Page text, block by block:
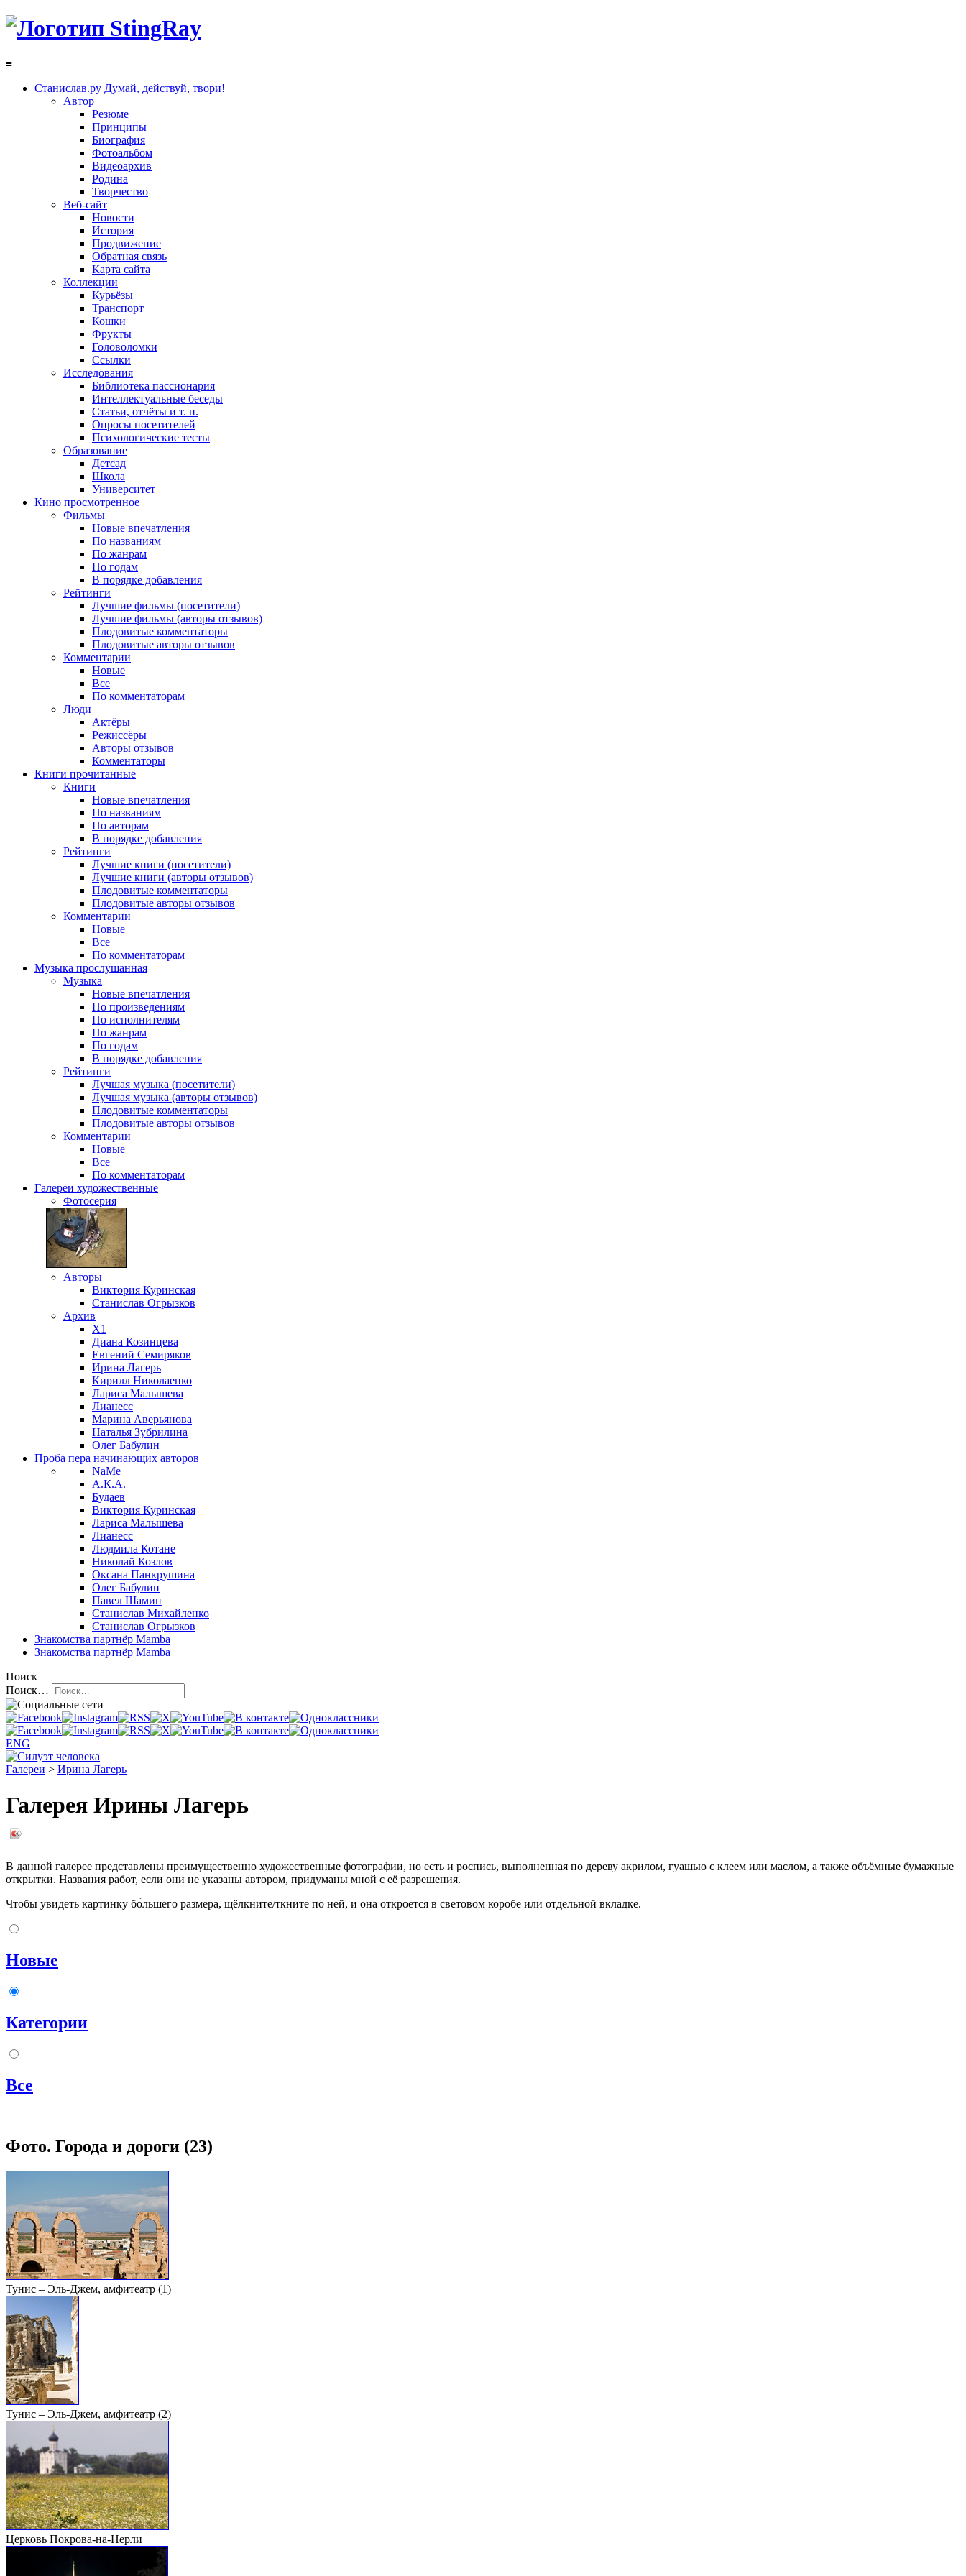
≡
Станислав.ру Думай, действуй, твори!
Автор
Резюме
Принципы
Биография
Фотоальбом
Видеоархив
Родина
Творчество
Веб-сайт
Новости
История
Продвижение
Обратная связь
Карта сайта
Коллекции
Курьёзы
Транспорт
Кошки
Фрукты
Головоломки
Ссылки
Исследования
Библиотека пассионария
Интеллектуальные беседы
Статьи, отчёты и т. п.
Опросы посетителей
Психологические тесты
Образование
Детсад
Школа
Университет
Кино просмотренное
Фильмы
Новые впечатления
По названиям
По жанрам
По годам
В порядке добавления
Рейтинги
Лучшие фильмы (посетители)
Лучшие фильмы (авторы отзывов)
Плодовитые комментаторы
Плодовитые авторы отзывов
Комментарии
Новые
Все
По комментаторам
Люди
Актёры
Режиссёры
Авторы отзывов
Комментаторы
Книги прочитанные
Книги
Новые впечатления
По названиям
По авторам
В порядке добавления
Рейтинги
Лучшие книги (посетители)
Лучшие книги (авторы отзывов)
Плодовитые комментаторы
Плодовитые авторы отзывов
Комментарии
Новые
Все
По комментаторам
Музыка прослушанная
Музыка
Новые впечатления
По произведениям
По исполнителям
По жанрам
По годам
В порядке добавления
Рейтинги
Лучшая музыка (посетители)
Лучшая музыка (авторы отзывов)
Плодовитые комментаторы
Плодовитые авторы отзывов
Комментарии
Новые
Все
По комментаторам
Галереи художественные
Фотосерия
Авторы
Виктория Куринская
Станислав Огрызков
Архив
X1
Диана Козинцева
Евгений Семиряков
Ирина Лагерь
Кирилл Николаенко
Лариса Малышева
Лианесс
Марина Аверьянова
Наталья Зубрилина
Олег Бабулин
Проба пера начинающих авторов
NaMe
А.К.А.
Будаев
Виктория Куринская
Лариса Малышева
Лианесс
Людмила Котане
Николай Козлов
Оксана Панкрушина
Олег Бабулин
Павел Шамин
Станислав Михайленко
Станислав Огрызков
Знакомства партнёр Mamba
Знакомства партнёр Mamba
Поиск
Поиск…
ENG
Галереи > Ирина Лагерь
Галерея Ирины Лагерь
В данной галерее представлены преимущественно художественные фотографии, но есть и роспись, выполненная по дереву акрилом, гуашью с клеем или маслом, а также объёмные бумажные
открытки. Названия работ, если они не указаны автором, придуманы мной с её разрешения.
Чтобы увидеть картинку бо́льшего размера, щёлкните/ткните по ней, и она откроется в световом коробе или отдельной вкладке.
Новые
Категории
Все
Фото. Города и дороги (23)
Тунис – Эль-Джем, амфитеатр (1)
Тунис – Эль-Джем, амфитеатр (2)
Церковь Покрова-на-Нерли